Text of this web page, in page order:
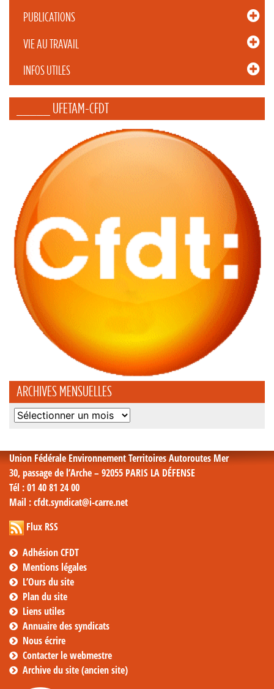
PUBLICATIONS
VIE AU TRAVAIL
INFOS UTILES
_____ UFETAM-CFDT
ARCHIVES MENSUELLES
Archives
Union Fédérale Environnement Territoires Autoroutes Mer
30, passage de l’Arche – 92055 PARIS LA DÉFENSE
Tél : 01 40 81 24 00
Mail : cfdt.syndicat@i-carre.net
Flux RSS
Adhésion CFDT
Mentions légales
L’Ours du site
Plan du site
Liens utiles
Annuaire des syndicats
Nous écrire
Contacter le webmestre
Archive du site (ancien site)